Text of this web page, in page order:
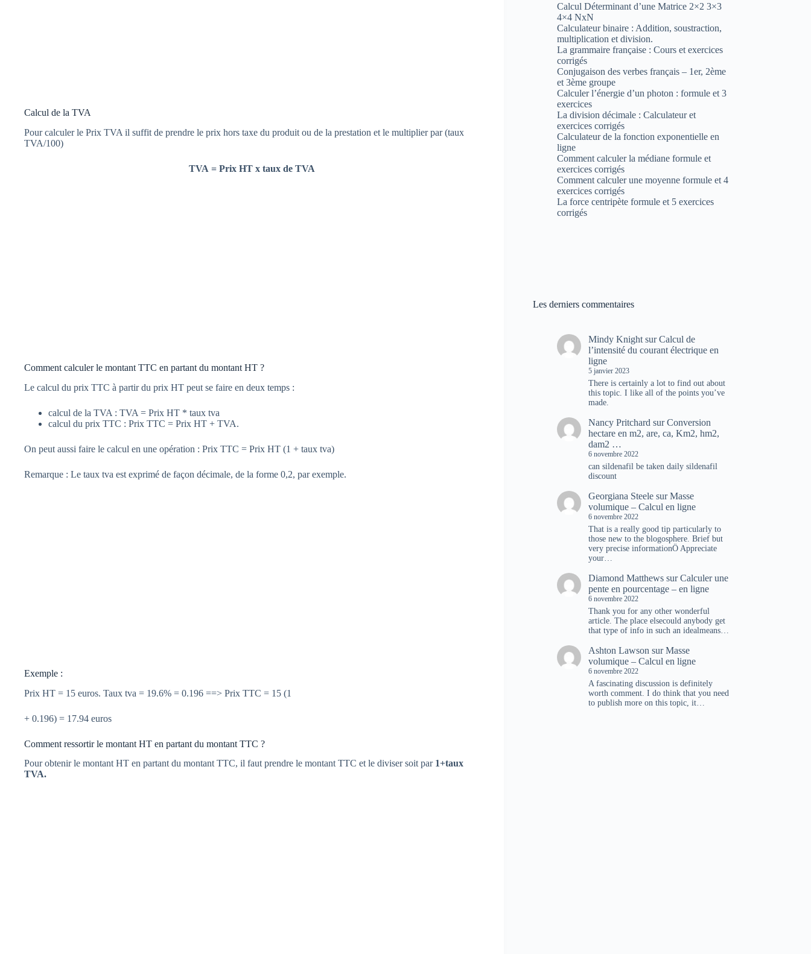
Calcul de la TVA
Pour calculer le Prix TVA il suffit de prendre le prix hors taxe du produit ou de la prestation et le multiplier par (taux
TVA/100)
TVA = Prix HT x taux de TVA
Comment calculer le montant TTC en partant du montant HT ?
Le calcul du prix TTC à partir du prix HT peut se faire en deux temps :
calcul de la TVA : TVA = Prix HT * taux tva
calcul du prix TTC : Prix TTC = Prix HT + TVA.
On peut aussi faire le calcul en une opération : Prix TTC = Prix HT (1 + taux tva)
Remarque : Le taux tva est exprimé de façon décimale, de la forme 0,2, par exemple.
Exemple :
Prix HT = 15 euros. Taux tva = 19.6% = 0.196 ==> Prix TTC = 15 (1
+ 0.196) = 17.94 euros
Comment ressortir le montant HT en partant du montant TTC ?
Pour obtenir le montant HT en partant du montant TTC, il faut prendre le montant TTC et le diviser soit par 1+taux
TVA.
Calcul Déterminant d’une Matrice 2×2 3×3
4×4 NxN
Calculateur binaire : Addition, soustraction,
multiplication et division.
La grammaire française : Cours et exercices
corrigés
Conjugaison des verbes français – 1er, 2ème
et 3ème groupe
Calculer l’énergie d’un photon : formule et 3
exercices
La division décimale : Calculateur et
exercices corrigés
Calculateur de la fonction exponentielle en
ligne
Comment calculer la médiane formule et
exercices corrigés
Comment calculer une moyenne formule et 4
exercices corrigés
La force centripète formule et 5 exercices
corrigés
Les derniers commentaires
Mindy Knight surCalcul de
l’intensité du courant électrique en
ligne
5 janvier 2023
There is certainly a lot to find out about
this topic. I like all of the points you’ve
made.
Nancy Pritchard surConversion
hectare en m2, are, ca, Km2, hm2,
dam2 …
6 novembre 2022
can sildenafil be taken daily sildenafil
discount
Georgiana Steele surMasse
volumique – Calcul en ligne
6 novembre 2022
That is a really good tip particularly to
those new to the blogosphere. Brief but
very precise informationÖ Appreciate
your…
Diamond Matthews surCalculer une
pente en pourcentage – en ligne
6 novembre 2022
Thank you for any other wonderful
article. The place elsecould anybody get
that type of info in such an idealmeans…
Ashton Lawson surMasse
volumique – Calcul en ligne
6 novembre 2022
A fascinating discussion is definitely
worth comment. I do think that you need
to publish more on this topic, it…